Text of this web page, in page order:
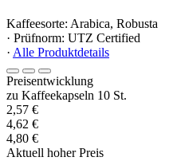
Kaffeesorte: Arabica, Robusta
· Prüfnorm: UTZ Certified
· Alle Produktdetails
Preisentwicklung
zu Kaffeekapseln 10 St.
2,57 €
4,62 €
4,80 €
Aktuell hoher Preis